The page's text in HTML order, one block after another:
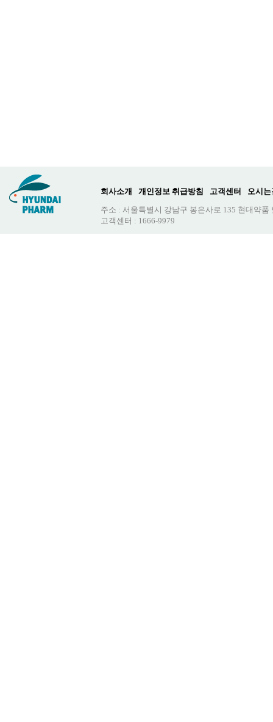
회사소개 개인정보 취급방침 고객센터
오시는
주소 : 서울특별시 강남구 봉은사로 135 현대약품
고객센터 : 1666-9979